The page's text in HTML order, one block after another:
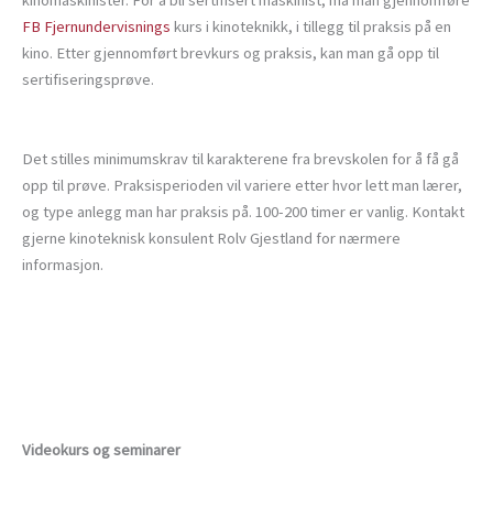
FB Fjernundervisnings kurs i kinoteknikk, i tillegg til praksis på en
kino. Etter gjennomført brevkurs og praksis, kan man gå opp til
sertifiseringsprøve.
Det stilles minimumskrav til karakterene fra brevskolen for å få gå
opp til prøve. Praksisperioden vil variere etter hvor lett man lærer,
og type anlegg man har praksis på. 100-200 timer er vanlig. Kontakt
gjerne kinoteknisk konsulent Rolv Gjestland for nærmere
informasjon.
Videokurs og seminarer